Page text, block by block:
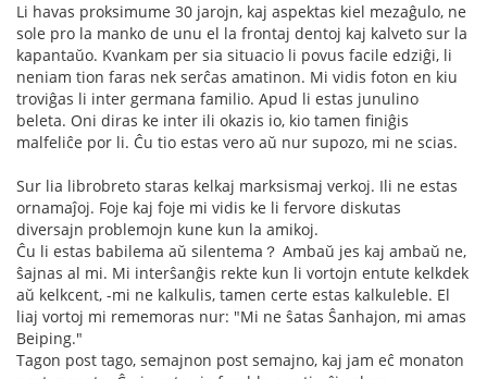
Li havas proksimume 30 jarojn, kaj aspektas kiel mezaĝulo, ne
sole pro la manko de unu el la frontaj dentoj kaj kalveto sur la
kapantaŭo. Kvankam per sia situacio li povus facile edziĝi, li
neniam tion faras nek serĉas amatinon. Mi vidis foton en kiu
troviĝas li inter germana familio. Apud li estas junulino
beleta. Oni diras ke inter ili okazis io, kio tamen finiĝis
malfeliĉe por li. Ĉu tio estas vero aŭ nur supozo, mi ne scias.
Sur lia librobreto staras kelkaj marksismaj verkoj. Ili ne estas
ornamaĵoj. Foje kaj foje mi vidis ke li fervore diskutas
diversajn problemojn kune kun la amikoj.
Ĉu li estas babilema aŭ silentema？ Ambaŭ jes kaj ambaŭ ne,
ŝajnas al mi. Mi interŝanĝis rekte kun li vortojn entute kelkdek
aŭ kelkcent, -mi ne kalkulis, tamen certe estas kalkuleble. El
liaj vortoj mi rememoras nur: "Mi ne ŝatas Ŝanhajon, mi amas
Beiping."
Tagon post tago, semajnon post semajno, kaj jam eĉ monaton